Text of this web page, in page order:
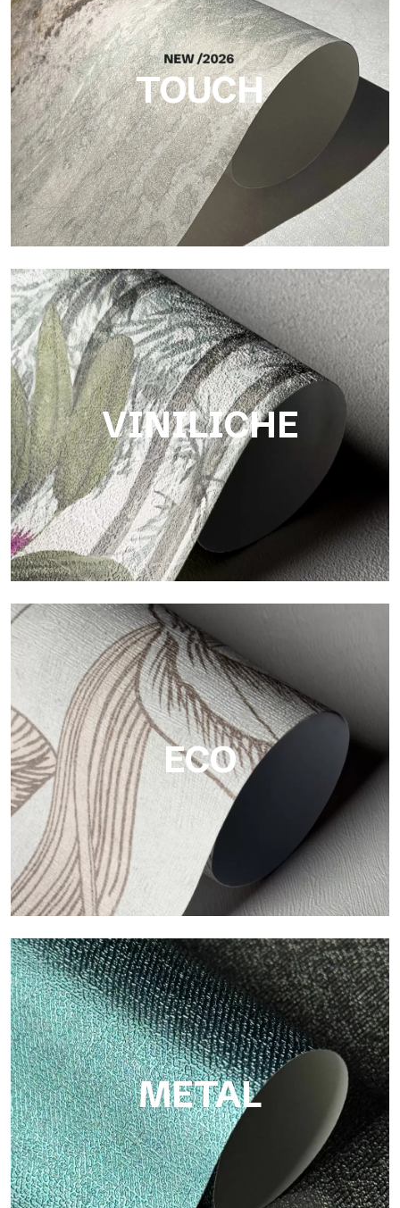
Finitura ispirata alle fibre naturali, con rilievo essenziale che
dona equilibrio, profondità e una matericità elegante.
TOUCH
Touch
Finitura dalla trama fibrosa e irregolare, con texture morbida
che dona calore e autenticità alla superficie.
VINILICHE
Viniliche
Le finiture viniliche delle carte da parati Tecnografica offrono
superfici resistenti, materiche e visivamente raffinate.
ECO
Eco
Eco di Tecnografica è la carta da parati ecologica in fibra di
cellulosa: supporto sostenibile, senza PVC, con colori brillanti
e alta qualità.
METAL